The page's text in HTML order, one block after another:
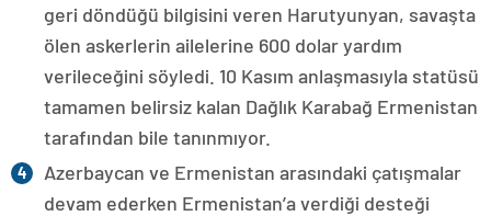
geri döndüğü bilgisini veren Harutyunyan, savaşta
ölen askerlerin ailelerine 600 dolar yardım
verileceğini söyledi. 10 Kasım anlaşmasıyla statüsü
tamamen belirsiz kalan Dağlık Karabağ Ermenistan
tarafından bile tanınmıyor.
Azerbaycan ve Ermenistan arasındaki çatışmalar
devam ederken Ermenistan’a verdiği desteği